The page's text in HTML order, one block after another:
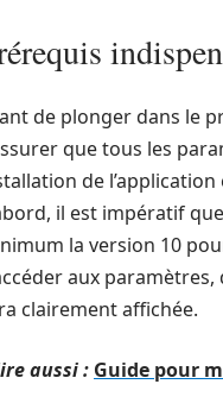
de plonger dans le
que tous les
de
il est impératif
la version 10
aux
clairement affichée.
aussi : Guide pour